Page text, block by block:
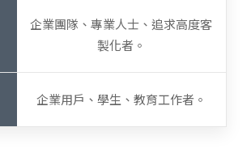
企業團隊、專業人士、追求高度客
製化者。
企業用戶、學生、教育工作者。